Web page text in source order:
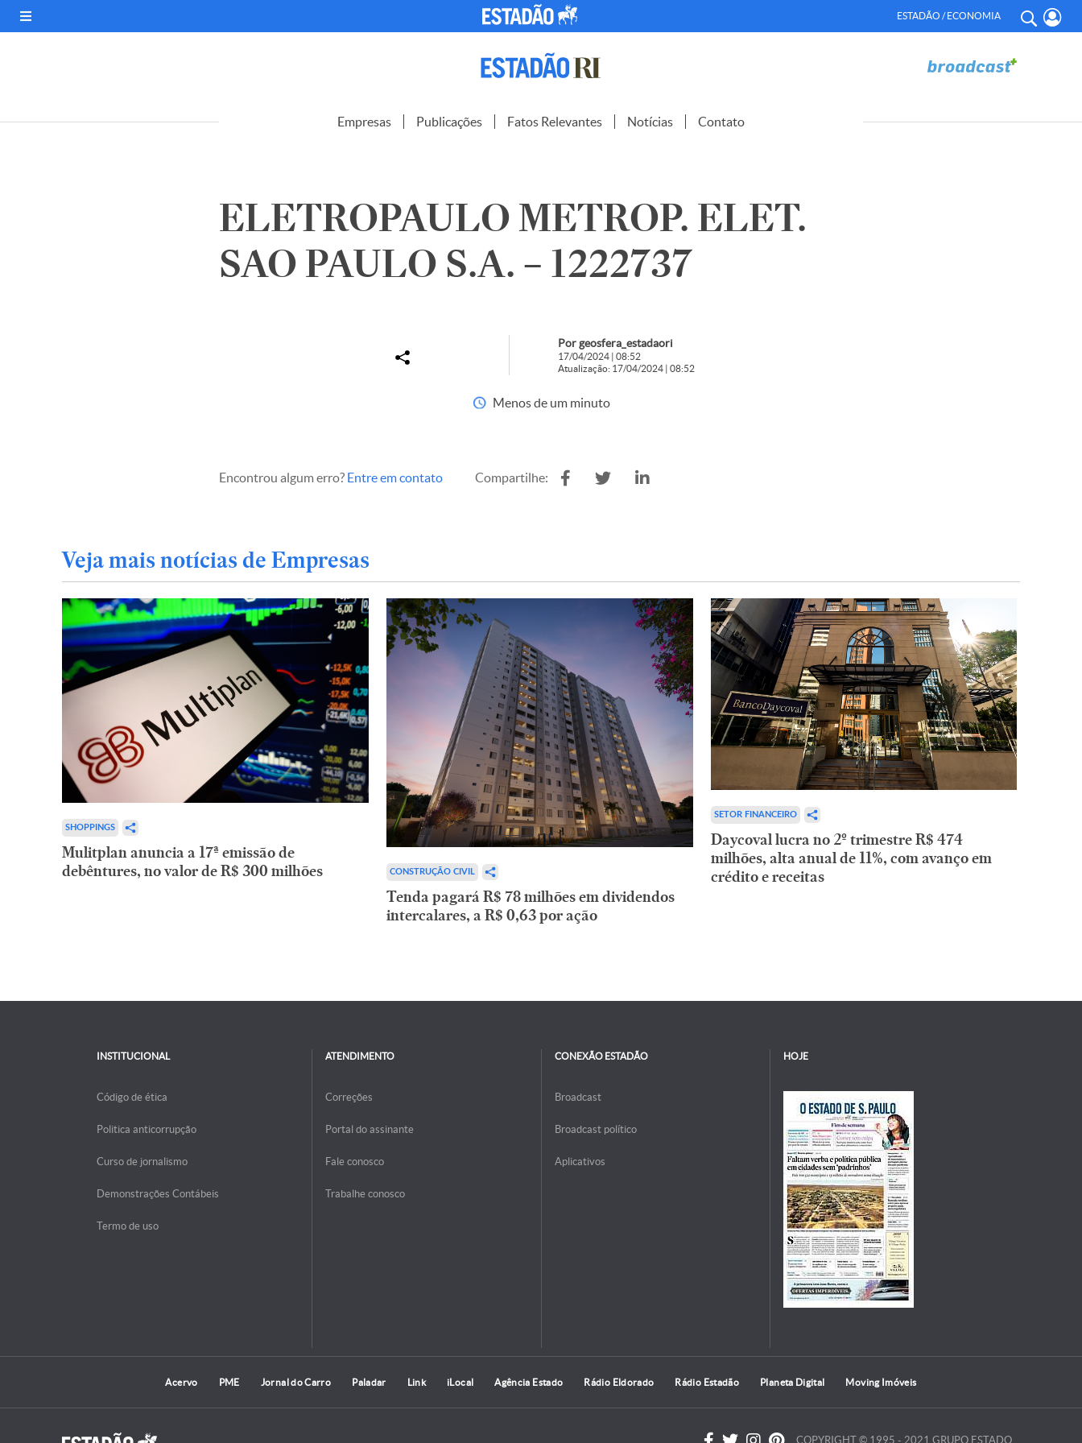
ESTADÃO / ECONOMIA
Empresas Publicações Fatos Relevantes Notícias Contato
ELETROPAULO METROP. ELET.
SAO PAULO S.A. – 1222737
Por geosfera_estadaori
17/04/2024 | 08:52
Atualização: 17/04/2024 | 08:52
Menos de um minuto
Encontrou algum erro? Entre em contato Compartilhe:
Veja mais notícias de Empresas
SHOPPINGS
Mulitplan anuncia a 17ª emissão de
debêntures, no valor de R$ 300 milhões
CONSTRUÇÃO CIVIL
Tenda pagará R$ 78 milhões em dividendos
intercalares, a R$ 0,63 por ação
SETOR FINANCEIRO
Daycoval lucra no 2º trimestre R$ 474
milhões, alta anual de 11%, com avanço em
crédito e receitas
INSTITUCIONAL
Código de ética
Politica anticorrupção
Curso de jornalismo
Demonstrações Contábeis
Termo de uso
ATENDIMENTO
Correções
Portal do assinante
Fale conosco
Trabalhe conosco
CONEXÃO ESTADÃO
Broadcast
Broadcast político
Aplicativos
HOJE
Acervo PME Jornal do Carro Paladar Link iLocal Agência Estado Rádio Eldorado Rádio Estadão Planeta Digital Moving Imóveis
COPYRIGHT © 1995 - 2021 GRUPO ESTADO